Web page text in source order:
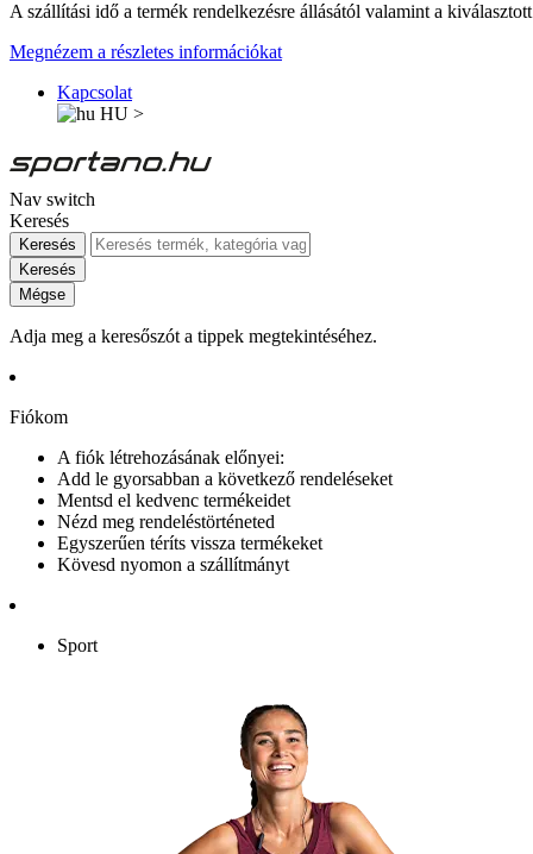
A szállítási idő a termék rendelkezésre állásától valamint a
Megnézem a részletes információkat
Kapcsolat
HU >
Nav switch
Keresés
Keresés
Keresés
Mégse
Adja meg a keresőszót a tippek megtekintéséhez.
Fiókom
A fiók létrehozásának előnyei:
Add le gyorsabban a következő rendeléseket
Mentsd el kedvenc termékeidet
Nézd meg rendeléstörténeted
Egyszerűen téríts vissza termékeket
Kövesd nyomon a szállítmányt
Sport